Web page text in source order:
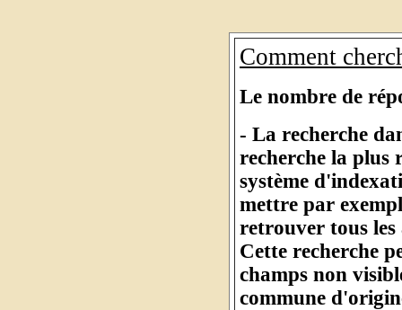
Comment
Le nombre de
- La recherche
recherche la plus
système
mettre par
retrouver tous
Cette recherche
champs non
commune